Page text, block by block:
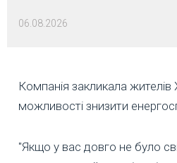
06.08.2026
Компанія закликала жителів
можливості знизити
"Якщо у вас довго не було